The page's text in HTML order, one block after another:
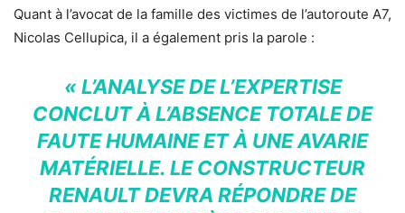
Quant à l’avocat de la famille des victimes de l’autoroute A7,
Nicolas Cellupica, il a également pris la parole :
« L’ANALYSE DE L’EXPERTISE
CONCLUT À L’ABSENCE TOTALE DE
FAUTE HUMAINE ET À UNE AVARIE
MATÉRIELLE. LE CONSTRUCTEUR
RENAULT DEVRA RÉPONDRE DE